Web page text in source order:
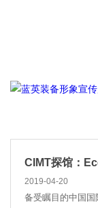
蓝英装备成型
近日，由沈阳市总
CIMT探馆：
2019-04-20
备受瞩目的中国国